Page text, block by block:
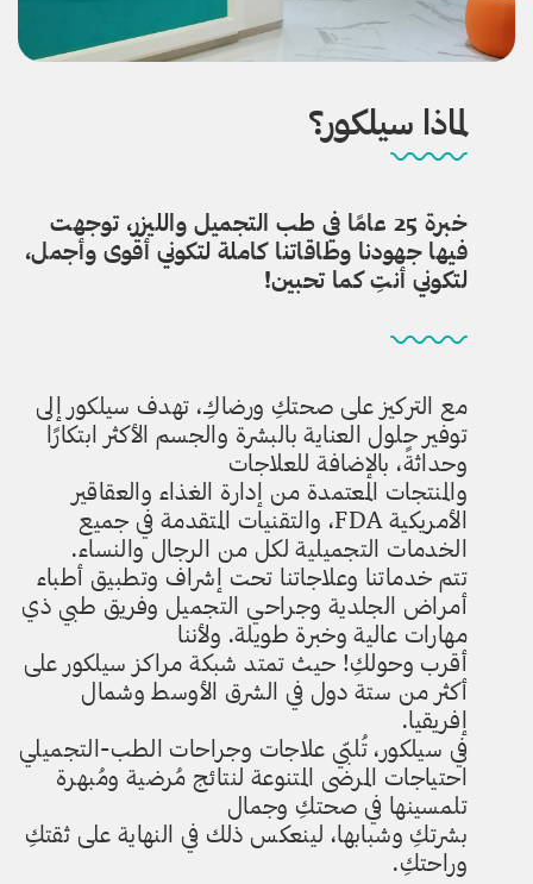
لماذا سيلكور؟
خبرة 25 عامًا في طب التجميل والليزر، توجهت
فيها جهودنا وطاقاتنا كاملة لتكوني أقوى وأجمل،
لتكوني أنتِ كما تحبين!
مع التركيز على صحتكِ ورضاكِ، تهدف سيلكور إلى
توفير حلول العناية بالبشرة والجسم الأكثر ابتكارًا
وحداثةً، بالإضافة للعلاجات
والمنتجات المعتمدة من إدارة الغذاء والعقاقير
الأمريكية FDA، والتقنيات المتقدمة في جميع
الخدمات التجميلية لكل من الرجال والنساء.
تتم خدماتنا وعلاجاتنا تحت إشراف وتطبيق أطباء
أمراض الجلدية وجراحي التجميل وفريق طبي ذي
مهارات عالية وخبرة طويلة. ولأننا
أقرب وحولكِ! حيث تمتد شبكة مراكز سيلكور على
أكثر من ستة دول في الشرق الأوسط وشمال
إفريقيا.
في سيلكور، تُلبّي علاجات وجراحات الطب-التجميلي
احتياجات المرضى المتنوعة لنتائج مُرضية ومُبهرة
تلمسينها في صحتكِ وجمال
بشرتكِ وشبابها، لينعكس ذلك في النهاية على ثقتكِ
وراحتكِ.